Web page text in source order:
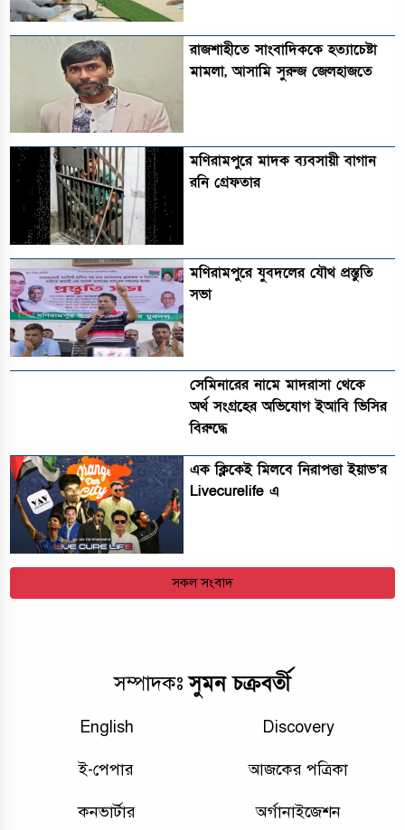
রাজশাহীতে সাংবাদিককে হত্যাচেষ্টা
মামলা, আসামি সুরুজ জেলহাজতে
মণিরামপুরে মাদক ব্যবসায়ী বাগান
রনি গ্রেফতার
মণিরামপুরে যুবদলের যৌথ প্রস্তুতি
সভা
সেমিনারের নামে মাদরাসা থেকে
অর্থ সংগ্রহের অভিযোগ ইআবি ভিসির
বিরুদ্ধে
এক ক্লিকেই মিলবে নিরাপত্তা ইয়াভ’র
Livecurelife এ
সকল সংবাদ
সম্পাদকঃসুমন চক্রবর্তী
English Discovery
ই-পেপার আজকের পত্রিকা
কনভার্টার অর্গানাইজেশন